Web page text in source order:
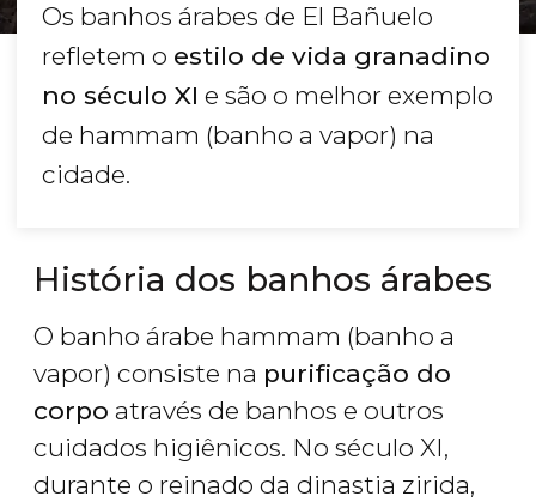
Os banhos árabes de El Bañuelo
refletem o estilo de vida granadino
no século XI e são o melhor exemplo
de hammam (banho a vapor) na
cidade.
História dos banhos árabes
O banho árabe hammam (banho a
vapor) consiste na purificação do
corpo através de banhos e outros
cuidados higiênicos. No século XI,
durante o reinado da dinastia zirida,